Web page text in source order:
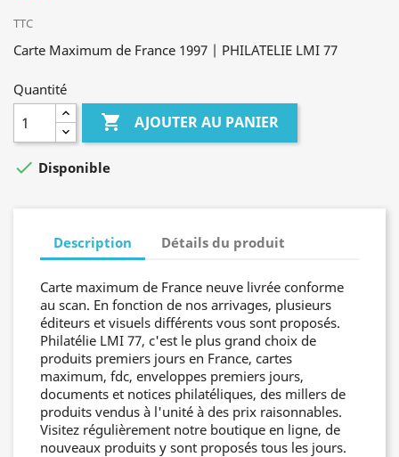
TTC
Carte Maximum de France 1997 | PHILATELIE LMI 77
Quantité
 AJOUTER AU PANIER
 Disponible
Description Détails du produit
Carte maximum de France neuve livrée conforme
au scan. En fonction de nos arrivages, plusieurs
éditeurs et visuels différents vous sont proposés.
Philatélie LMI 77, c'est le plus grand choix de
produits premiers jours en France, cartes
maximum, fdc, enveloppes premiers jours,
documents et notices philatéliques, des millers de
produits vendus à l'unité à des prix raisonnables.
Visitez régulièrement notre boutique en ligne, de
nouveaux produits y sont proposés tous les jours.